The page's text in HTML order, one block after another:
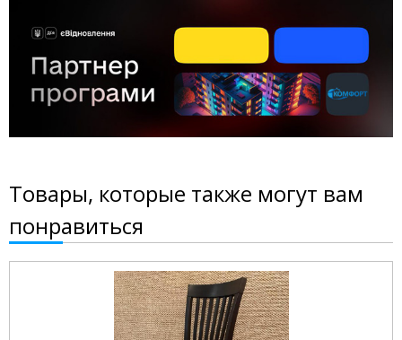
Товары, которые также могут вам
понравиться